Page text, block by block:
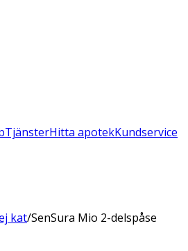
TjänsterHitta apotekKundservice
kat/SenSura Mio 2-delspåse